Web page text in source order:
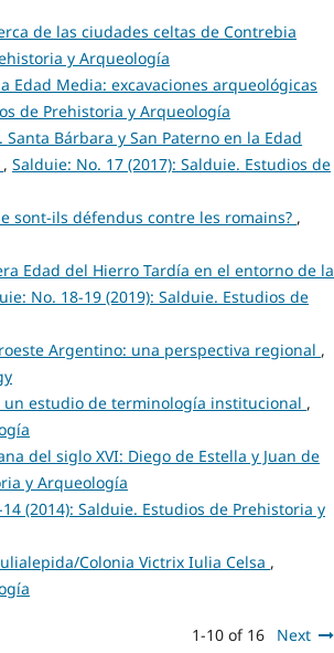
de las ciudades celtas de Contrebia
y Arqueología
Edad Media: excavaciones arqueológicas
de Prehistoria y Arqueología
Bárbara y San Paterno en la Edad
, Salduie: No. 17 (2017): Salduie. Estudios de
sont-ils défendus contre les romains? ,
Edad del Hierro Tardía en el entorno de la
No. 18-19 (2019): Salduie. Estudios de
Argentino: una perspectiva regional ,
estudio de terminología institucional ,
del siglo XVI: Diego de Estella y Juan de
y Arqueología
(2014): Salduie. Estudios de Prehistoria y
Colonia Victrix Iulia Celsa ,
1-10 of 16 Next